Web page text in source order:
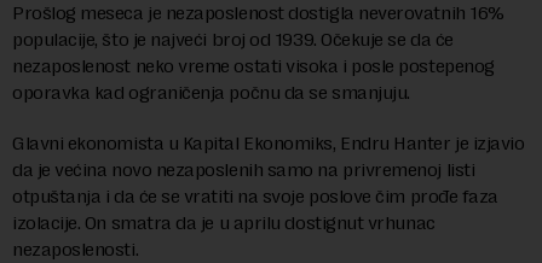
Prošlog meseca je nezaposlenost dostigla neverovatnih 16%
populacije, što je najveći broj od 1939. Očekuje se da će
nezaposlenost neko vreme ostati visoka i posle postepenog
oporavka kad ograničenja počnu da se smanjuju.
Glavni ekonomista u Kapital Ekonomiks, Endru Hanter je izjavio
da je većina novo nezaposlenih samo na privremenoj listi
otpuštanja i da će se vratiti na svoje poslove čim prođe faza
izolacije. On smatra da je u aprilu dostignut vrhunac
nezaposlenosti.